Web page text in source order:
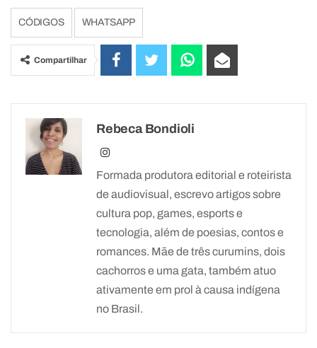
CÓDIGOS WHATSAPP
Compartilhar
Rebeca Bondioli
Formada produtora editorial e roteirista
de audiovisual, escrevo artigos sobre
cultura pop, games, esports e
tecnologia, além de poesias, contos e
romances. Mãe de três curumins, dois
cachorros e uma gata, também atuo
ativamente em prol à causa indígena
no Brasil.